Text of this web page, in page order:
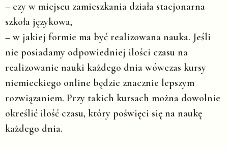
– czy w miejscu zamieszkania działa stacjonarna
szkoła językowa,
– w jakiej formie ma być realizowana nauka. Jeśli
nie posiadamy odpowiedniej ilości czasu na
realizowanie nauki każdego dnia wówczas kursy
niemieckiego online będzie znacznie lepszym
rozwiązaniem. Przy takich kursach można dowolnie
określić ilość czasu, który poświęci się na naukę
każdego dnia.